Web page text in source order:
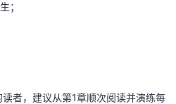
；
者，建议从第1章顺次阅读并演练每